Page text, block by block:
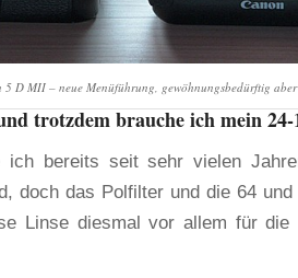
5 D MII – neue Menüführung, gewöhnungsbedürftig
trotzdem brauche ich mein 24-
ich bereits seit sehr vielen
doch das Polfilter und die 64
Linse diesmal vor allem für die